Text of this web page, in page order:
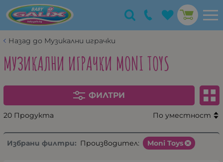
Назад до Музикални играчки
МУЗИКАЛНИ ИГРАЧКИ MONI TOYS
ФИЛТРИ
20 Продукта По уместност
Избрани филтри: Производител: Moni Toys